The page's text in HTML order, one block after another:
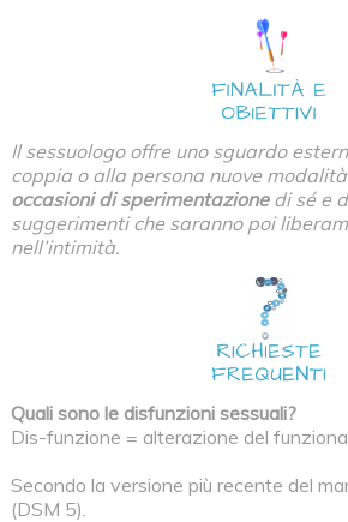
Il sessuologo offre uno sguardo
coppia o alla persona nuove
occasioni di sperimentazionedi sé e
suggerimenti che saranno poi
nell’intimità.
Quali sono le disfunzioni sessuali?
Dis-funzione = alterazione del
Secondo la versione più recente del
(DSM 5).